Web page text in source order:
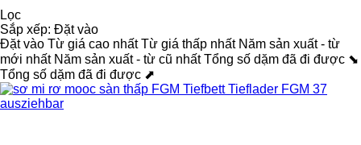
Lọc
Sắp xếp: Đặt vào
Đặt vào Từ giá cao nhất Từ giá thấp nhất Năm sản xuất - từ
mới nhất Năm sản xuất - từ cũ nhất Tổng số dặm đã đi được ⬊
Tổng số dặm đã đi được ⬈